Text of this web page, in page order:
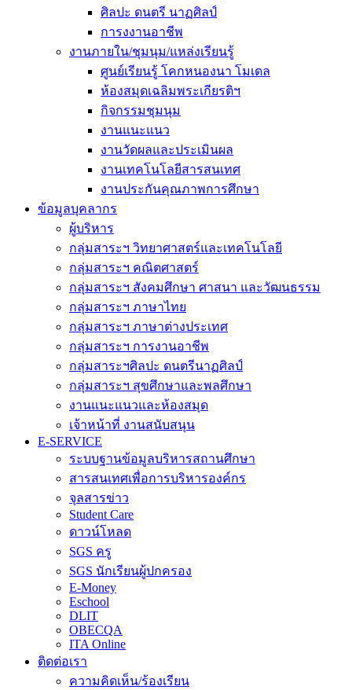
ศิลปะ ดนตรี นาฏศิลป์
การงงานอาชีพ
งานภายใน/ชุมนุม/แหล่งเรียนรู้
ศูนย์เรียนรู้ โคกหนองนา โมเดล
ห้องสมุดเฉลิมพระเกียรติฯ
กิจกรรมชุมนุม
งานแนะแนว
งานวัดผลและประเมินผล
งานเทคโนโลยีสารสนเทศ
งานประกันคุณภาพการศึกษา
ข้อมูลบุคลากร
ผู้บริหาร
กลุ่มสาระฯ วิทยาศาสตร์และเทคโนโลยี
กลุ่มสาระฯ คณิตศาสตร์
กลุ่มสาระฯ สังคมศึกษา ศาสนา และวัฒนธรรม
กลุ่มสาระฯ ภาษาไทย
กลุ่มสาระฯ ภาษาต่างประเทศ
กลุ่มสาระฯ การงานอาชีพ
กลุ่มสาระฯศิลปะ ดนตรีนาฏศิลป์
กลุ่มสาระฯ สุขศึกษาและพลศึกษา
งานแนะแนวและห้องสมุด
เจ้าหน้าที่ งานสนับสนุน
E-SERVICE
ระบบฐานข้อมูลบริหารสถานศึกษา
สารสนเทศเพื่อการบริหารองค์กร
จุลสารข่าว
Student Care
ดาวน์โหลด
SGS ครู
SGS นักเรียนผู้ปกครอง
E-Money
Eschool
DLIT
OBECQA
ITA Online
ติดต่อเรา
ความคิดเห็น/ร้องเรียน